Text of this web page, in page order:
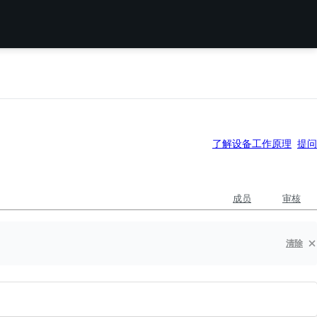
了解设备工作原理 提问
成员 审核
清除